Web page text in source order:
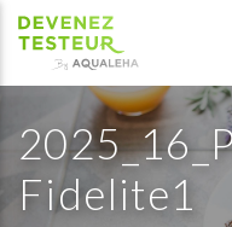
Fidelite1